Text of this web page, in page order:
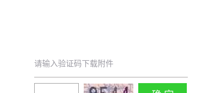
请输入验证码下载附件